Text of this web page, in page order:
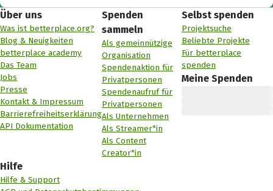
Über uns
Was ist betterplace.org?
Blog & Neuigkeiten
betterplace academy
Das Team
Jobs
Presse
Kontakt & Impressum
Barrierefreiheitserklärung
API Dokumentation
Spenden
sammeln
Als gemeinnützige
Organisation
Spendenaktion für
Privatpersonen
Spendenaufruf für
Privatpersonen
Als Unternehmen
Als Streamer*in
Als Content
Creator*in
Selbst spenden
Projektsuche
Beliebte Projekte
Für betterplace
spenden
Meine Spenden
Hilfe
Hilfe & Support